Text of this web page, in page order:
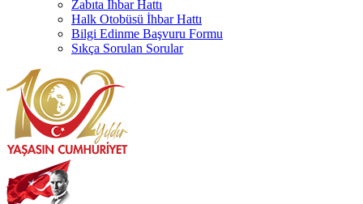
Zabıta İhbar Hattı
Halk Otobüsü İhbar Hattı
Bilgi Edinme Başvuru Formu
Sıkça Sorulan Sorular